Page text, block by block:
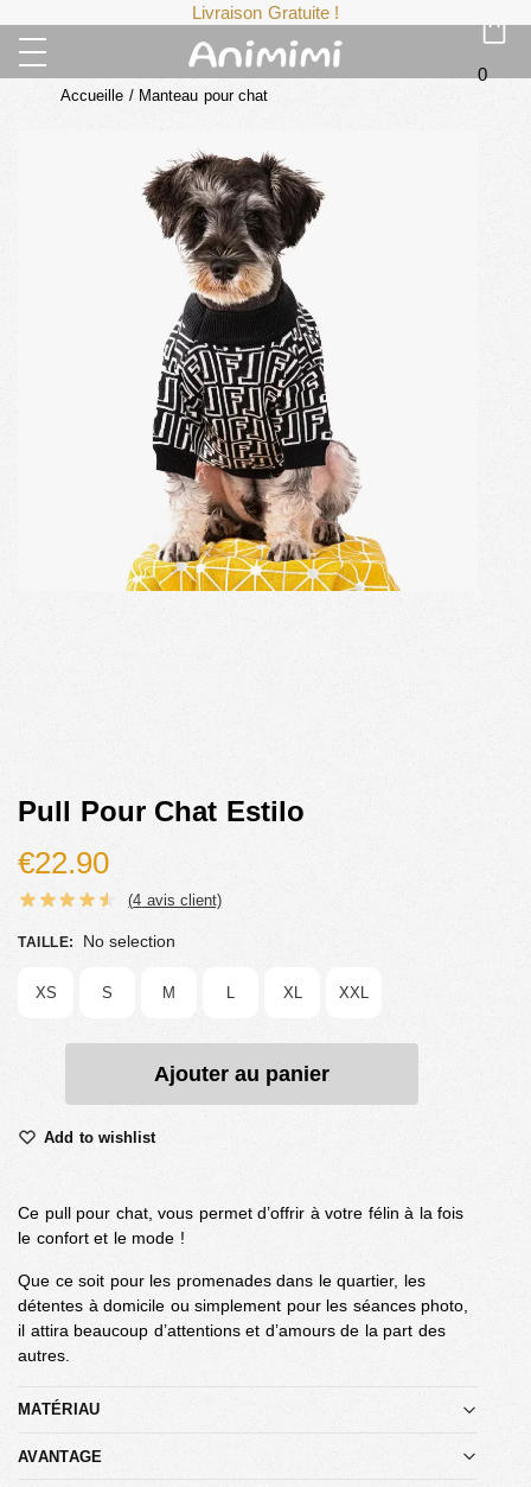
Livraison Gratuite !
0
Accueille / Manteau pour chat
Pull Pour Chat Estilo
€22.90
(4 avis client)
TAILLE: No selection
XS S M XL XXL
Ajouter au panier
Add to wishlist
Ce pull pour chat, vous permet d’offrir à votre félin à la fois
le confort et le mode !
Que ce soit pour les promenades dans le quartier, les
détentes à domicile ou simplement pour les séances photo,
il attira beaucoup d’attentions et d’amours de la part des
autres.
MATÉRIAU
AVANTAGE